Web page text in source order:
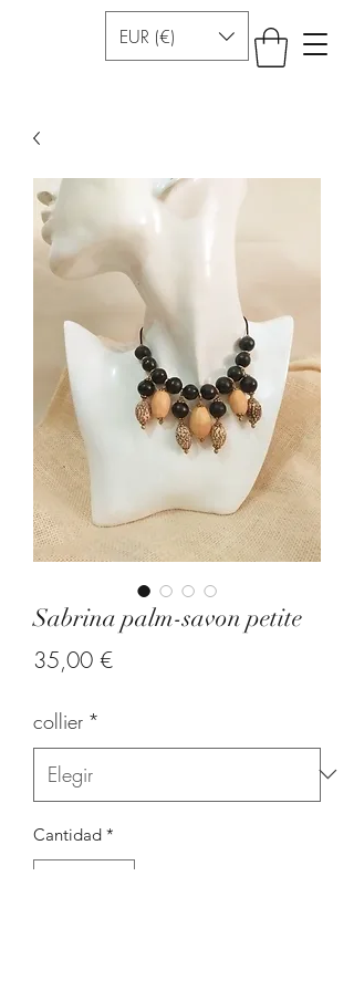
EUR (€)
Sabrina palm-savon petite
35,00 €Precio
collier *
Cantidad *